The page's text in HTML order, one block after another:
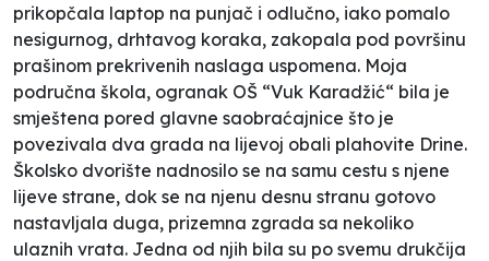
prikopčala laptop na punjač i odlučno, iako pomalo
nesigurnog, drhtavog koraka, zakopala pod površinu
prašinom prekrivenih naslaga uspomena. Moja
područna škola, ogranak OŠ “Vuk Karadžić“ bila je
smještena pored glavne saobraćajnice što je
povezivala dva grada na lijevoj obali plahovite Drine.
Školsko dvorište nadnosilo se na samu cestu s njene
lijeve strane, dok se na njenu desnu stranu gotovo
nastavljala duga, prizemna zgrada sa nekoliko
ulaznih vrata. Jedna od njih bila su po svemu drukčija